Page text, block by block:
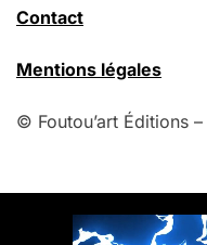
Contact
Mentions légales
© Foutou’art Éditions –